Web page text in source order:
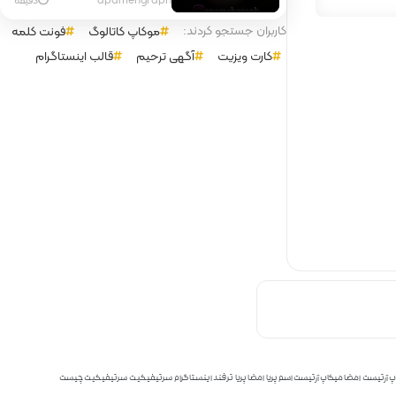
کاربران جستجو کردند: موکاپ کاتالوگ
فونت کلمه
کارت ویزیت
آگهی ترحیم قالب اینستاگرام
آرتیستامضا میکاپ آرتیست اسم پریاامضا پریا ترفند اینستاگرامسرتیفیکیتسرتیفیکیت چیست